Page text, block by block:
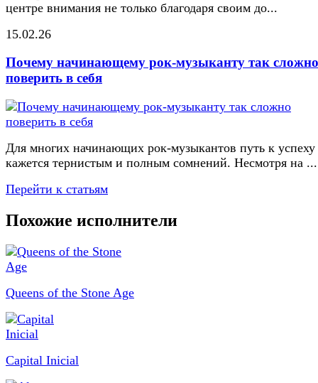
центре внимания не только благодаря своим до...
15.02.26
Почему начинающему рок-музыканту так сложно
поверить в себя
Для многих начинающих рок-музыкантов путь к успеху
кажется тернистым и полным сомнений. Несмотря на ...
Перейти к статьям
Похожие исполнители
Queens of the Stone Age
Capital Inicial